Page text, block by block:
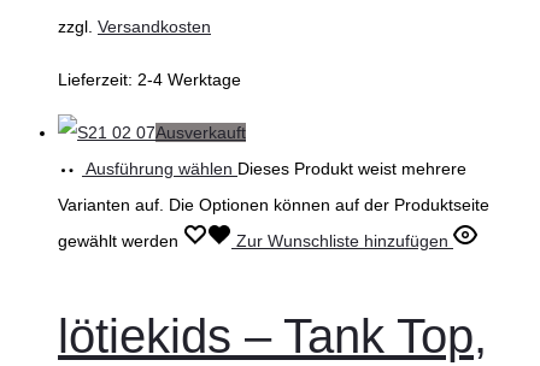
zzgl. Versandkosten
Lieferzeit: 2-4 Werktage
Ausverkauft
Ausführung wählen Dieses Produkt weist mehrere
Varianten auf. Die Optionen können auf der Produktseite
gewählt werden
Zur Wunschliste hinzufügen
lötiekids – Tank Top,